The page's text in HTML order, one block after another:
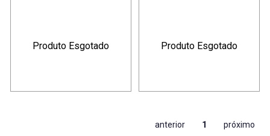
Produto Esgotado Produto Esgotado
anterior 1 próximo